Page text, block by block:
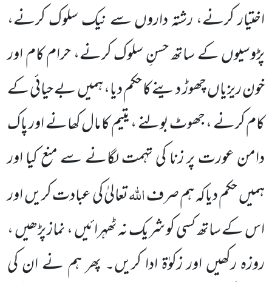
اختیار کرنے، رشتہ داروں سے نیک سلوک کرنے،
پڑوسیوں کے ساتھ حسنِ سلوک کرنے، حرام کام اور
خون ریزیاں چھوڑ دینے کا حکم دیا، ہمیں بے حیائی کے
کام کرنے ، جھوٹ بولنے ، یتیم کا مال کھانے اور پاک
دامن عورت پر زنا کی تہمت لگانے سے منع کیا اور
ہمیں حکم دیاکہ ہم صرفاللہتعالیٰ کی عبادت کریں اور
اس کے ساتھ کسی کو شریک نہ ٹھہرائیں ، نماز پڑھیں ،
روزہ رکھیں اور زکوٰۃ ادا کریں۔ پھر ہم نے ان کی